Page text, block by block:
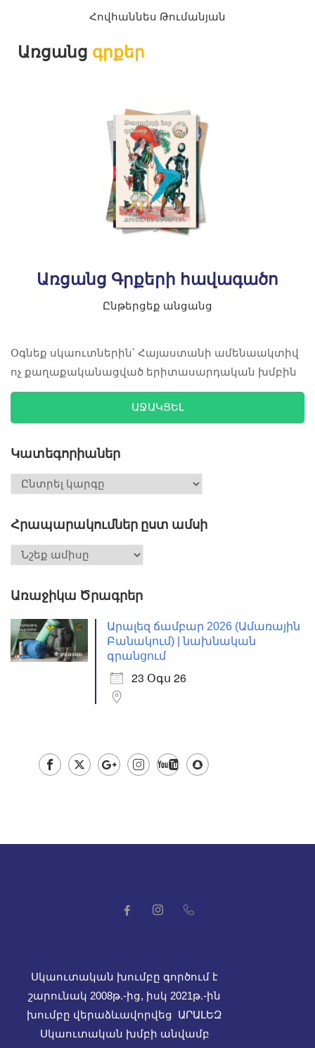
Հովհաննես Թումանյան
Առցանց գրքեր
Առցանց Գրքերի հավագածո
Ընթերցեք անցանց
Օգնեք սկաուտներին՝ Հայաստանի ամենաակտիվ
ոչ քաղաքականացված երիտասարդական խմբին
ԱՋԱԿՑԵԼ
Կատեգորիաներ
Հրապարակումներ ըստ ամսի
Առաջիկա Ծրագրեր
Արալեզ ճամբար 2026 (Ամառային
Բանակում) | նախնական
գրանցում
23 Օգս 26
Սկաուտական խումբը գործում է
շարունակ 2008թ.-ից, իսկ 2021թ.-ին
խումբը վերաձևավորվեց ԱՐԱԼԵԶ
Սկաուտական խմբի անվամբ